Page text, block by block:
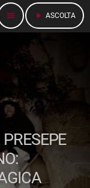
menu play_arrow ASCOLTA